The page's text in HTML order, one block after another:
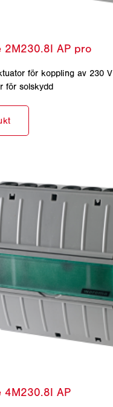
för koppling av 230 V
för solskydd